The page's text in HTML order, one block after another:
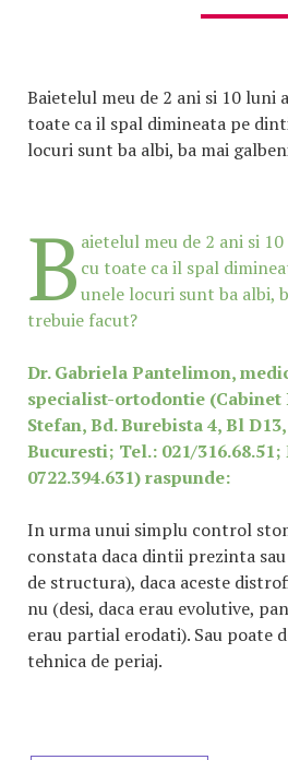
Baietelul meu de 2 ani si 10 luni
toate ca il spal dimineata pe
locuri sunt ba albi, ba mai
B aietelul meu de 2 ani si
cu toate ca il spal
unele locuri sunt ba albi,
trebuie facut?
Dr. Gabriela Pantelimon,
specialist-ortodontie (Cabinet
Stefan, Bd. Burebista 4, Bl D13,
Bucuresti; Tel.: 021/316.68.51;
0722.394.631) raspunde:
In urma unui simplu control
constata daca dintii prezinta
de structura), daca aceste
nu (desi, daca erau evolutive,
erau partial erodati). Sau poate
tehnica de periaj.